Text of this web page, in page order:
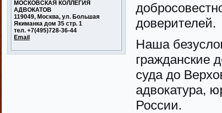
МОСКОВСКАЯ КОЛЛЕГИЯ
АДВОКАТОВ
119049, Москва, ул. Большая
Якиманка дом 35 стр. 1
тел. +7(495)728-36-44
Email
доверителей.
Наша
гражданские
суда до
адвокатура,
России.